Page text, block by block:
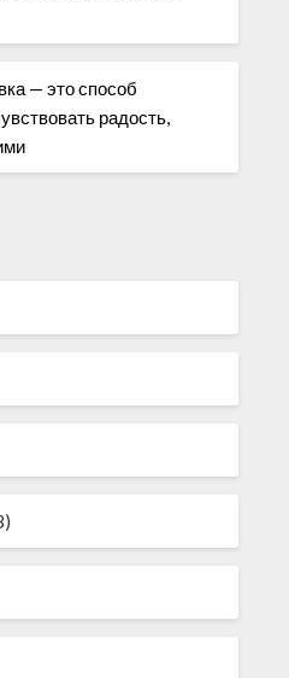
— это способ
радость,